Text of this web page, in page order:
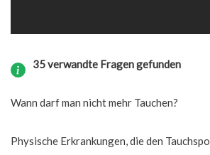
35 verwandte Fragen gefunden
Wann darf man nicht mehr Tauchen?
Physische Erkrankungen, die den